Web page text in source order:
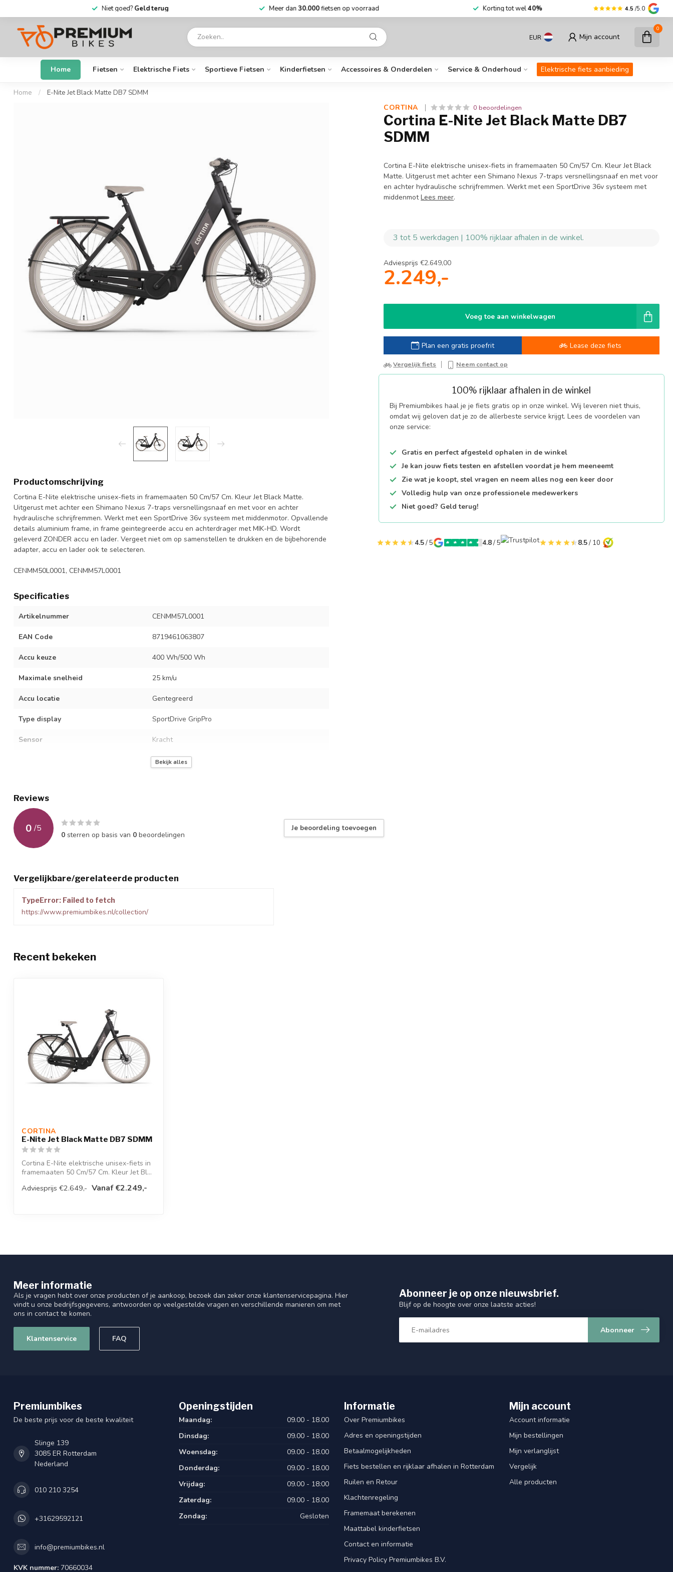
6 dagenper week open Niet goed?Geld terug 30.000fietsen op voorraad 4.5 /5.0
EUR Mijn account
0
Home Fietsen Elektrische Fiets Sportieve Fietsen Kinderfietsen Accessoires & Onderdelen Service & Onderhoud Elektrische fiets aanbieding
Home / E-Nite Jet Black Matte DB7 SDMM
Productomschrijving
Cortina E-Nite elektrische unisex-fiets in framemaaten 50 Cm/57 Cm. Kleur Jet Black Matte.
Uitgerust met achter een Shimano Nexus 7-traps versnellingsnaaf en met voor en achter
hydraulische schrijfremmen. Werkt met een SportDrive 36v systeem met middenmotor. Opvallende
details aluminium frame, in frame geintegreerde accu en achterdrager met MIK-HD. Wordt
geleverd ZONDER accu en lader. Vergeet niet om op samenstellen te drukken en de bijbehorende
adapter, accu en lader ook te selecteren.
CENMM50L0001, CENMM57L0001
Specificaties
Artikelnummer CENMM57L0001
EAN Code 8719461063807
Accu keuze 400 Wh/500 Wh
Maximale snelheid 25 km/u
Accu locatie Gentegreerd
Type display SportDrive GripPro
Sensor Kracht
3.10
Positie motor
Ondersteuningsstanden
Meeloopfunctie
Snelheid, Weergave ondersteuning, Totale afstand,
Loophulp
Accu keuzemogelijkheid
Kliksysteemdrager achter
Framemodel
Bandenmaat
Handvatten
Remtype
Remsysteem
Merk versnellingssysteem Shimano
Merk Cortina
Kleur specifiek
Standaard
Framehoogte 50 Cm / 57 Cm
E-Bike
Bel
Verlichting achter Spanninga Pling powered by e-bike system
Zadelpen
Bekijk alles
CORTINA 0 beoordelingen
Cortina E-Nite Jet Black Matte DB7
SDMM
Cortina E-Nite elektrische unisex-fiets in framemaaten 50 Cm/57 Cm. Kleur Jet Black
Matte. Uitgerust met achter een Shimano Nexus 7-traps versnellingsnaaf en met voor
en achter hydraulische schrijfremmen. Werkt met een SportDrive 36v systeem met
middenmotLees meer.
3 tot 5 werkdagen | 100% rijklaar afhalen in de winkel.
Adviesprijs €2.649,00
2.249,-
Voeg toe aan winkelwagen
Plan een gratis proefrit Lease deze fiets
Vergelijk fiets Neem contact op
100% rijklaar afhalen in de winkel
Bij Premiumbikes haal je je fiets gratis op in onze winkel. Wij leveren niet thuis,
omdat wij geloven dat je zo de allerbeste service krijgt. Lees de voordelen van
onze service:
Gratis en perfect afgesteld ophalen in de winkel
Je kan jouw fiets testen en afstellen voordat je hem meeneemt
Zie wat je koopt, stel vragen en neem alles nog een keer door
Volledig hulp van onze professionele medewerkers
Niet goed? Geld terug!
4.5/ 5 4.8/ 5 8.5/ 10
Reviews
0 /5
0 sterren op basis van 0 beoordelingen
Je beoordeling toevoegen
Vergelijkbare/gerelateerde producten
TypeError: Failed to fetch
https://www.premiumbikes.nl/collection/
Recent bekeken
CORTINA
E-Nite Jet Black Matte DB7 SDMM
Cortina E-Nite elektrische unisex-fiets in
framemaaten 50 Cm/57 Cm. Kleur Jet Bl...
Adviesprijs €2.649,- Vanaf €2.249,-
Meer informatie
Als je vragen hebt over onze producten of je aankoop, bezoek dan zeker onze klantenservicepagina. Hier
vindt u onze bedrijfsgegevens, antwoorden op veelgestelde vragen en verschillende manieren om met
ons in contact te komen.
Klantenservice FAQ
Abonneer je op onze nieuwsbrief.
Blijf op de hoogte over onze laatste acties!
Abonneer
Premiumbikes
De beste prijs voor de beste kwaliteit
Slinge 139
3085 ER Rotterdam
Nederland
010 210 3254
+31629592121
info@premiumbikes.nl
KVK nummer: 70660034
Openingstijden
Maandag:
09.00 - 18.00
Dinsdag:
09.00 - 18.00
Woensdag:
09.00 - 18.00
Donderdag:
09.00 - 18.00
Vrijdag:
09.00 - 18:00
Zaterdag:
09.00 - 18.00
Zondag:
Gesloten
Informatie
Over Premiumbikes
Adres en openingstijden
Betaalmogelijkheden
Fiets bestellen en rijklaar afhalen in Rotterdam
Ruilen en Retour
Klachtenregeling
Framemaat berekenen
Maattabel kinderfietsen
Contact en informatie
Privacy Policy Premiumbikes B.V.
Mijn account
Account informatie
Mijn bestellingen
Mijn verlanglijst
Vergelijk
Alle producten